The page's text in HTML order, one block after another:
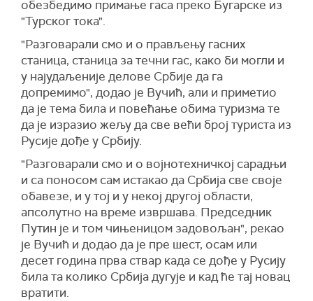
обезбедимо примање гаса преко Бугарске из
"Турског тока".
"Разговарали смо и о прављењу гасних
станица, станица за течни гас, како би могли и
у најудаљеније делове Србије да га
допремимо", додао је Вучић, али и приметио
да је тема била и повећање обима туризма те
да је изразио жељу да све већи број туриста из
Русије дође у Србију.
"Разговарали смо и о војнотехничкој сарадњи
и са поносом сам истакао да Србија све своје
обавезе, и у тој и у некој другој области,
апсолутно на време извршава. Председник
Путин је и том чињеницом задовољан", рекао
је Вучић и додао да је пре шест, осам или
десет година прва ствар када се дође у Русију
била та колико Србија дугује и кад ће тај новац
вратити.